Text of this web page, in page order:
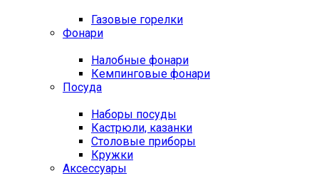
Газовые горелки
Фонари
Налобные фонари
Кемпинговые фонари
Посуда
Наборы посуды
Кастрюли, казанки
Столовые приборы
Кружки
Аксессуары